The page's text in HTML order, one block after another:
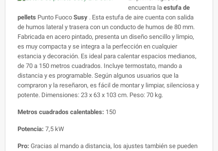
encuentra la estufa de
pellets Punto Fuoco Susy . Esta estufa de aire cuenta con salida
de humos lateral y trasera con un conducto de humos de 80 mm.
Fabricada en acero pintado, presenta un diseño sencillo y limpio,
es muy compacta y se integra a la perfección en cualquier
estancia y decoración. Es ideal para calentar espacios medianos,
de 70 a 150 metros cuadrados. Incluye termostato, mando a
distancia y es programable. Según algunos usuarios que la
compraron y la reseñaron, es fácil de montar y limpiar, silenciosa y
potente. Dimensiones: 23 x 63 x 103 cm. Peso: 70 kg.
Metros cuadrados calentables: 150
Potencia: 7,5 kW
Pro: Gracias al mando a distancia, los ajustes también se pueden